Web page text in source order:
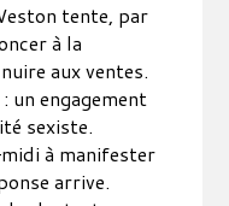
tente, par
à la
aux ventes.
un engagement
sexiste.
à manifester
arrive.